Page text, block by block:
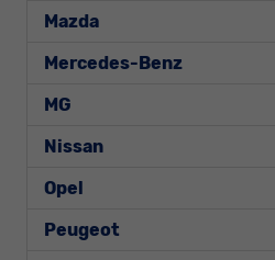
Mazda
Mercedes-Benz
MG
Nissan
Opel
Peugeot